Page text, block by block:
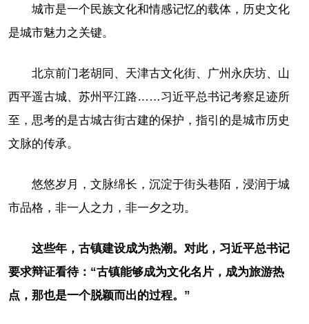
城市是一个民族文化和情感记忆的载体，历史文化
是城市魅力之关键。
北京前门老胡同、天津古文化街、广州永庆坊、山
西平遥古城、苏州平江路……习近平总书记考察足迹所
至，思考的是古城古街古建的保护，指引的是城市历史
文脉的传承。
悠悠岁月，文脉绵长，沉淀于街头巷陌，浸润于城
市品格，非一人之力，非一夕之功。
这些年，古镇建设成为热潮。对此，习近平总书记
要求辩证看待：“古镇能够成为文化名片，成为旅游热
点，那也是一个脱颖而出的过程。”